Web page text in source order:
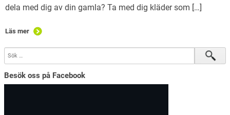
dela med dig av din gamla? Ta med dig kläder som […]
Läs mer
Besök oss på Facebook